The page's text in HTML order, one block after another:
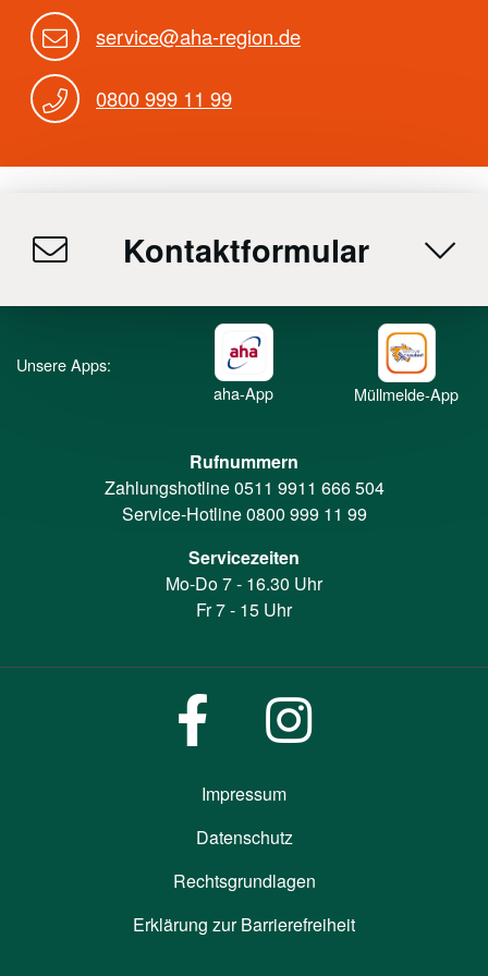
service@aha-region.de
0800 999 11 99
Kontaktformular
Unsere Apps:
aha-App
Müllmelde-App
Rufnummern
Zahlungshotline0511 9911 666 504
Service-Hotline0800 999 11 99
Servicezeiten
Mo-Do 7 - 16.30 Uhr
Fr 7 - 15 Uhr
Impressum
Datenschutz
Rechtsgrundlagen
Erklärung zur Barrierefreiheit